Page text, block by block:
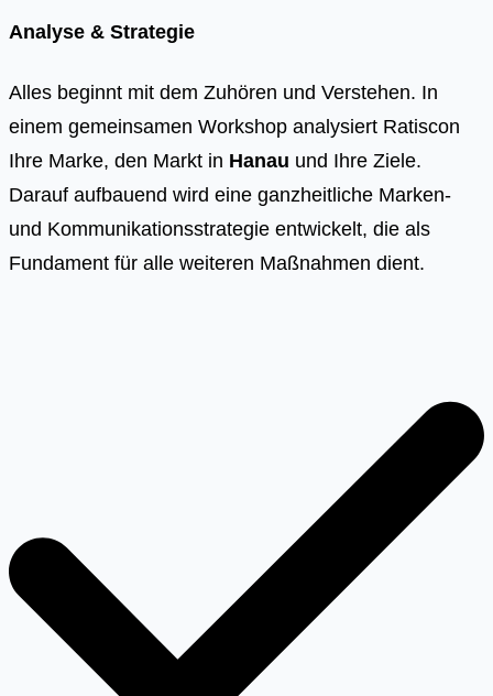
Analyse & Strategie
Alles beginnt mit dem Zuhören und Verstehen. In
einem gemeinsamen Workshop analysiert Ratiscon
Ihre Marke, den Markt in Hanau und Ihre Ziele.
Darauf aufbauend wird eine ganzheitliche Marken-
und Kommunikationsstrategie entwickelt, die als
Fundament für alle weiteren Maßnahmen dient.